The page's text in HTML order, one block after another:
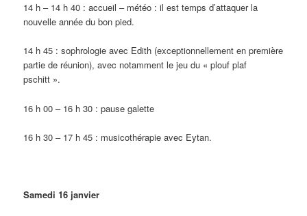
14 h – 14 h 40 : accueil – météo : il est temps d’attaquer la
nouvelle année du bon pied.
14 h 45 : sophrologie avec Edith (exceptionnellement en première
partie de réunion), avec notamment le jeu du « plouf plaf
pschitt ».
16 h 00 – 16 h 30 : pause galette
16 h 30 – 17 h 45 : musicothérapie avec Eytan.
Samedi 16 janvier